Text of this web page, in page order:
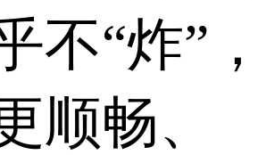
不“炸”
顺畅、